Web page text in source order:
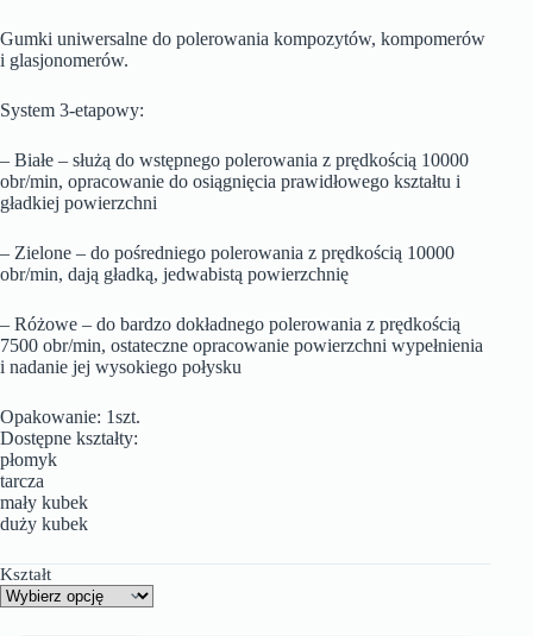
Gumki uniwersalne do polerowania kompozytów, kompomerów
i glasjonomerów.
System 3-etapowy:
– Białe – służą do wstępnego polerowania z prędkością 10000
obr/min, opracowanie do osiągnięcia prawidłowego kształtu i
gładkiej powierzchni
– Zielone – do pośredniego polerowania z prędkością 10000
obr/min, dają gładką, jedwabistą powierzchnię
– Różowe – do bardzo dokładnego polerowania z prędkością
7500 obr/min, ostateczne opracowanie powierzchni wypełnienia
i nadanie jej wysokiego połysku
Opakowanie: 1szt.
Dostępne kształty:
płomyk
tarcza
mały kubek
duży kubek
Kształt